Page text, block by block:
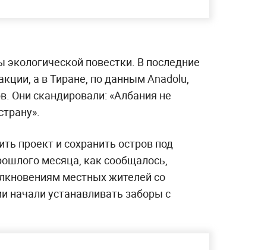
повестки. В последние
а в Тиране, по данным Anadolu,
Они скандировали: «Албания не
проект и сохранить остров под
месяца, как сообщалось,
местных жителей со
начали устанавливать заборы с